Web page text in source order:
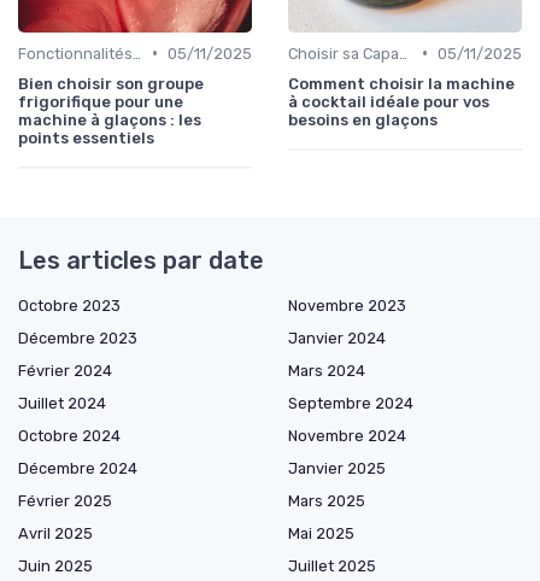
• 05/11/2025
Bien choisir son groupe
frigorifique pour une
machine à glaçons : les
points essentiels
• 05/11/2025
Comment choisir la machine
à cocktail idéale pour vos
besoins en glaçons
Les articles par date
Octobre 2023
Novembre 2023
Décembre 2023
Janvier 2024
Février 2024
Mars 2024
Juillet 2024
Septembre 2024
Octobre 2024
Novembre 2024
Décembre 2024
Janvier 2025
Février 2025
Mars 2025
Avril 2025
Mai 2025
Juin 2025
Juillet 2025